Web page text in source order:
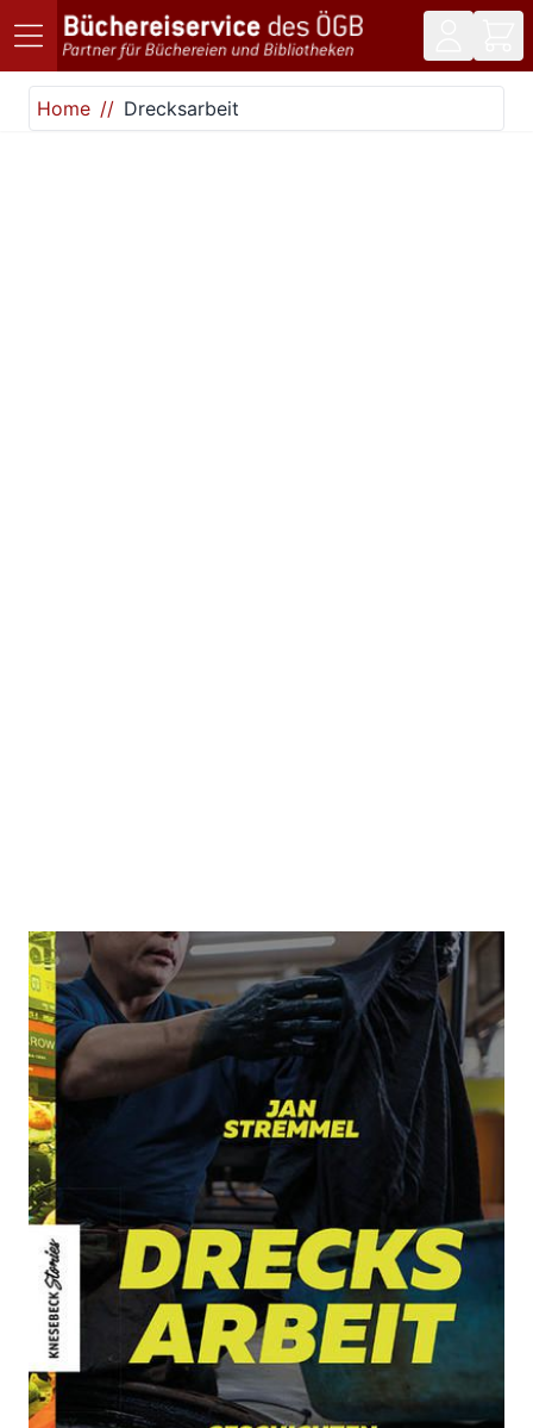
Direkt zum Inhalt
Home
Drecksarbeit
Drecksarbeit
Zur Wunschliste hinzufügen
Geschichten aus dem Maschinenraum unseres
bequemen Lebens
VonJan Stremmel
Verlag: Knesebeck 22.09.2021
192 Seiten
Hardcover
ISBN: 978-3-95728515-
7